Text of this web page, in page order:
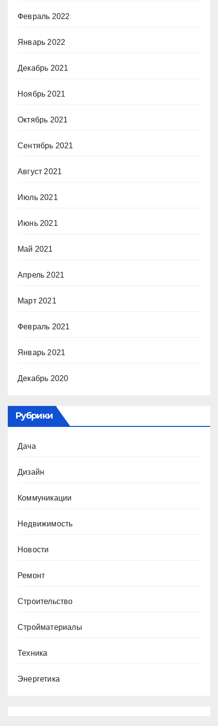
Февраль 2022
Январь 2022
Декабрь 2021
Ноябрь 2021
Октябрь 2021
Сентябрь 2021
Август 2021
Июль 2021
Июнь 2021
Май 2021
Апрель 2021
Март 2021
Февраль 2021
Январь 2021
Декабрь 2020
Рубрики
Дача
Дизайн
Коммуникации
Недвижимость
Новости
Ремонт
Строительство
Стройматериалы
Техника
Энергетика